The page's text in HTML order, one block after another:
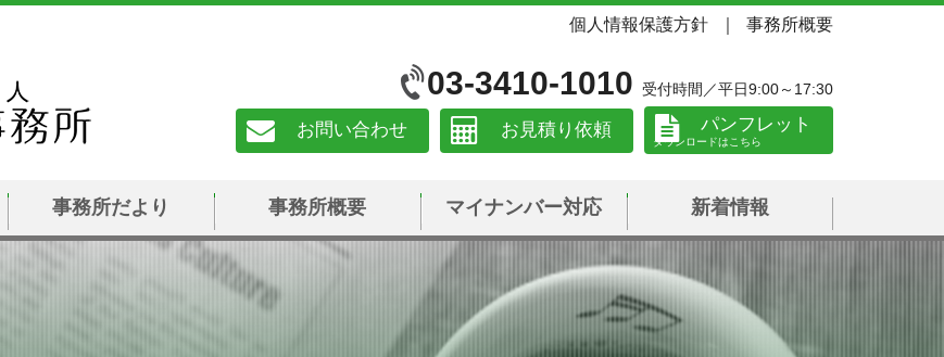
個人情報保護方針 事務所概要
03-3410-1010 受付時間／平日9:00～17:30
お問い合わせ お見積り依頼 パンフレット
事務所だより 事務所概要 マイナンバー対応 新着情報